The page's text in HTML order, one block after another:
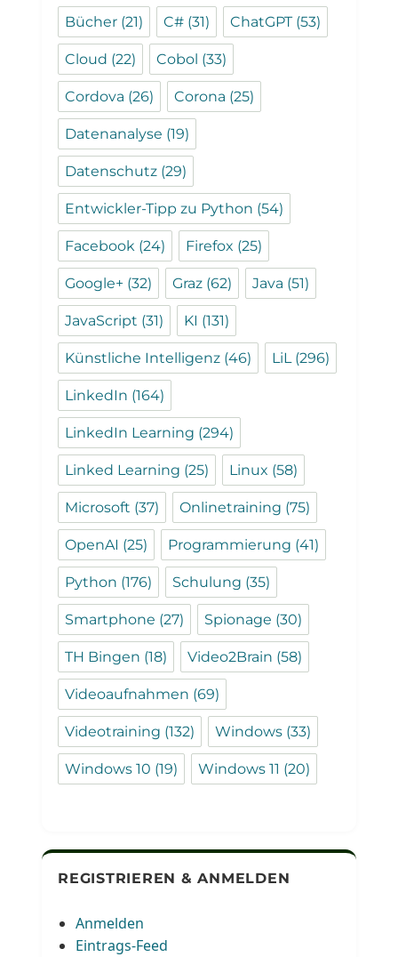
Bücher (21) C# (31) ChatGPT(53)
Cloud (22) Cobol (33)
Cordova (26) Corona (25)
Datenanalyse (19)
Datenschutz (29)
Entwickler-Tipp zu Python (54)
Facebook (24) Firefox (25)
Google+ (32) Graz (62) Java (51)
JavaScript (31) KI (131)
Künstliche Intelligenz (46) LiL(296)
LinkedIn (164)
LinkedIn Learning (294)
Linked Learning (25) Linux (58)
Microsoft (37) Onlinetraining (75)
OpenAI (25) Programmierung (41)
Python (176) Schulung (35)
Smartphone (27) Spionage (30)
TH Bingen (18) Video2Brain (58)
Videoaufnahmen (69)
Videotraining (132) Windows (33)
Windows 10 (19) Windows 11 (20)
REGISTRIEREN & ANMELDEN
Anmelden
Eintrags-Feed